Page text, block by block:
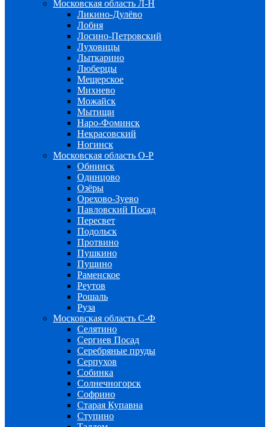
Московская область Л-Н
Ликино-Дулёво
Лобня
Лосино-Петровский
Луховицы
Лыткарино
Люберцы
Мещерское
Михнево
Можайск
Мытищи
Наро-Фоминск
Некрасовский
Ногинск
Московская область О-Р
Обнинск
Одинцово
Озёры
Орехово-Зуево
Павловский Посад
Пересвет
Подольск
Протвино
Пушкино
Пущино
Раменское
Реутов
Рошаль
Руза
Московская область С-Ф
Селятино
Сергиев Посад
Серебряные пруды
Серпухов
Собинка
Солнечногорск
Софрино
Старая Купавна
Ступино